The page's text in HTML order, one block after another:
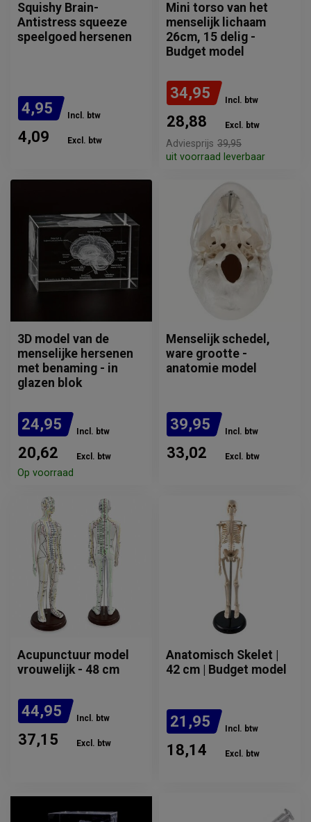
Squishy Brain-
Antistress squeeze
speelgoed hersenen
4,95 Incl. btw
4,09 Excl. btw
Mini torso van het
menselijk lichaam
26cm, 15 delig -
Budget model
34,95 Incl. btw
28,88 Excl. btw
Adviesprijs 39,95
uit voorraad leverbaar
3D model van de
menselijke hersenen
met benaming - in
glazen blok
24,95 Incl. btw
20,62 Excl. btw
Op voorraad
Menselijk schedel,
ware grootte -
anatomie model
39,95 Incl. btw
33,02 Excl. btw
Acupunctuur model
vrouwelijk - 48 cm
44,95 Incl. btw
37,15 Excl. btw
Anatomisch Skelet |
42 cm | Budget model
21,95 Incl. btw
18,14 Excl. btw